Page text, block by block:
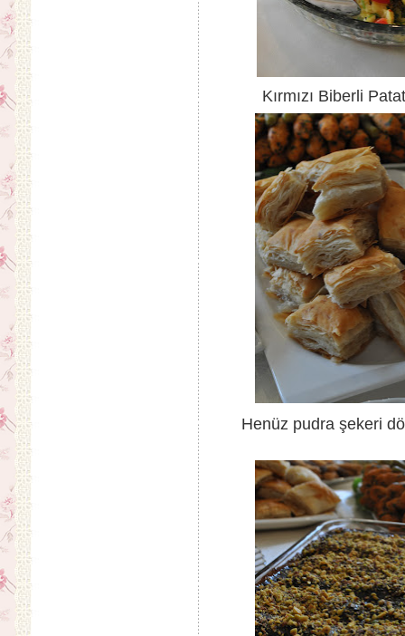
Kırmızı Biberli
Henüz pudra şekeri